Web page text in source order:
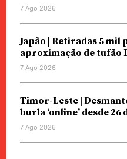
7 Ago 2026
Japão | Retiradas 5 mil
aproximação de tufão
7 Ago 2026
Timor-Leste |
burla ‘online’ desde 26
7 Ago 2026